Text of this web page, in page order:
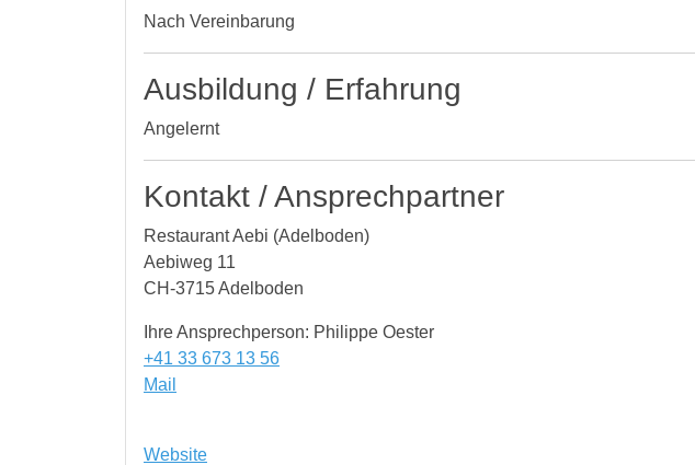
Nach Vereinbarung
Ausbildung / Erfahrung
Angelernt
Kontakt / Ansprechpartner
Restaurant Aebi (Adelboden)
Aebiweg 11
CH-3715 Adelboden
Ihre Ansprechperson: Philippe Oester
+41 33 673 13 56
Mail
Website